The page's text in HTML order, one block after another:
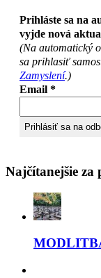
Prihláste sa na
vyjde nová
(Na automatický
sa prihlasiť
Zamyslení.)
Email *
Najčítanejšie za